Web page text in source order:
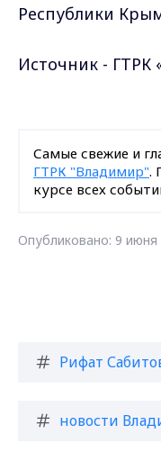
Республики
Источник - ГТРК
Самые свежие и
ГТРК "Владимир".
курсе всех
Опубликовано: 9 июня
Рифат
новости